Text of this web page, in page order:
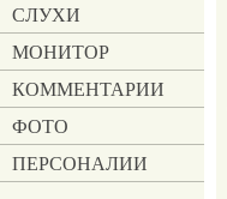
СЛУХИ
МОНИТОР
КОММЕНТАРИИ
ФОТО
ПЕРСОНАЛИИ